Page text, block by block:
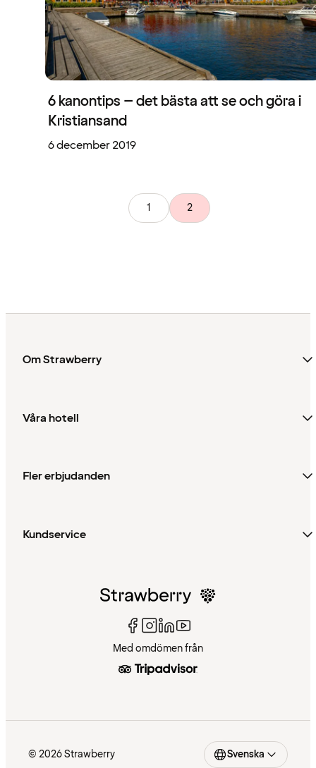
6 kanontips – det bästa att se och göra i
Kristiansand
6 december 2019
1 2
Om Strawberry
Våra hotell
Fler erbjudanden
Kundservice
Med omdömen från
© 2026 Strawberry Svenska